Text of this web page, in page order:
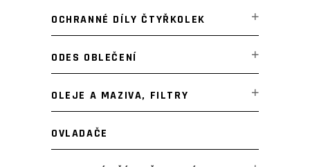
OCHRANNÉ DÍLY ČTYŘKOLEK
ODES OBLEČENÍ
OLEJE A MAZIVA, FILTRY
OVLADAČE